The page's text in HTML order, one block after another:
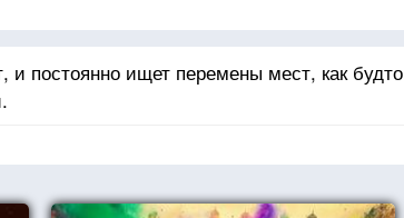
и постоянно ищет перемены мест, как будто